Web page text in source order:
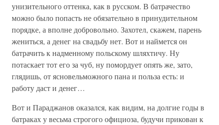
унизительного оттенка, как в русском. В батрачество
можно было попасть не обязательно в принудительном
порядке, а вполне добровольно. Захотел, скажем, парень
жениться, а денег на свадьбу нет. Вот и наймется он
батрачить к надменному польскому шляхтичу. Ну
потаскает тот его за чуб, ну помордует опять же, зато,
глядишь, от ясновельможного пана и польза есть: и
работу даст и денег…
Вот и Параджанов оказался, как видим, на долгие годы в
батраках у весьма строгого официоза, будучи прикован к